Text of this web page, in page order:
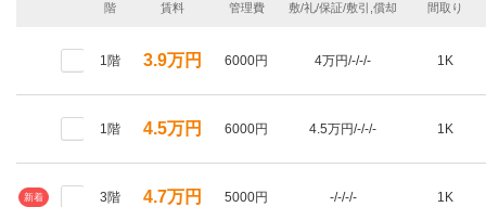
階 賃料 管理費 敷/礼/保証/敷引,償却 間取り
1階 3.9万円 6000円 4万円/-/-/- 1K
1階 4.5万円 6000円 4.5万円/-/-/- 1K
新着 3階 4.7万円 5000円 -/-/-/- 1K